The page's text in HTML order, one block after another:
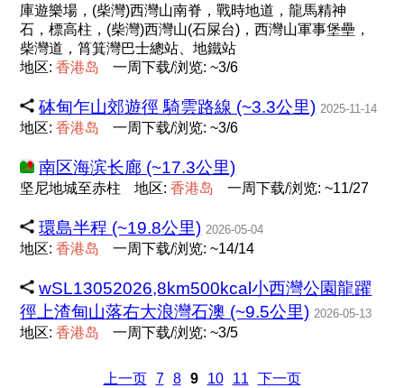
庫遊樂場，(柴灣)西灣山南脊，戰時地道，龍馬精神
石，標高柱，(柴灣)西灣山(石屎台)，西灣山軍事堡壘，
柴灣道，筲箕灣巴士總站、地鐵站
地区:香港岛 一周下载/浏览: ~3/6
砵甸乍山郊遊徑 騎雲路線 (~3.3公里) 2025-11-14
地区:香港岛 一周下载/浏览: ~3/6
南区海滨长廊 (~17.3公里)
坚尼地城至赤柱 地区:香港岛 一周下载/浏览: ~11/27
環島半程 (~19.8公里) 2026-05-04
地区:香港岛 一周下载/浏览: ~14/14
wSL13052026,8km500kcal小西灣公園龍躍
徑上渣甸山落右大浪灣石澳 (~9.5公里) 2026-05-13
地区:香港岛 一周下载/浏览: ~3/5
上一页 7 8 9 10 11 下一页